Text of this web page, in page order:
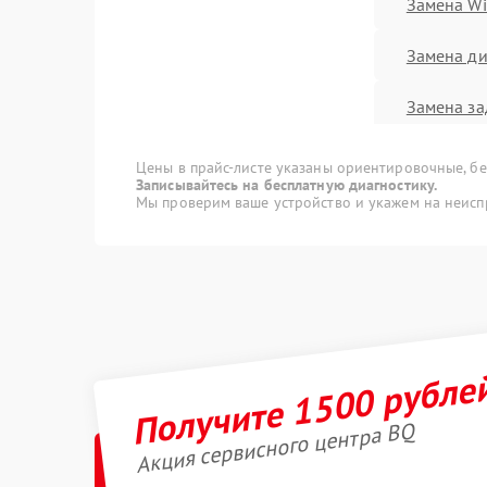
Замена
Замена
Замена
Чистка
Замена
Цены в прайс-листе указаны ориентировочные,
Записывайтесь на бесплатную диагностику.
Мы проверим ваше устройство и укажем на
Получите 1500
Акция сервисного центра BQ